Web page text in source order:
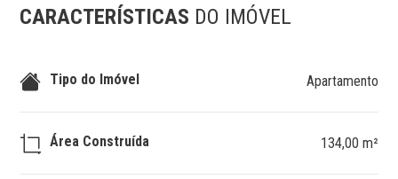
CARACTERÍSTICAS DO IMÓVEL
Tipo do Imóvel Apartamento
Área Construída 134,00 m²